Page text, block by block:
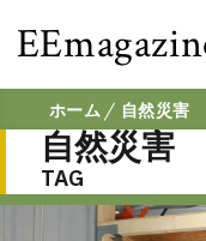
ホーム 自然災害
自然災害
TAG